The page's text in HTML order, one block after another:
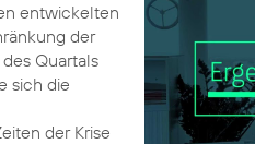
entwickelten
der
Quartals
sich die
der Krise